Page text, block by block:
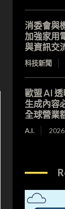
消委會與
加強家用
與資訊交
科技新聞
歐盟 AI
生成內容
全球營業
A.I.